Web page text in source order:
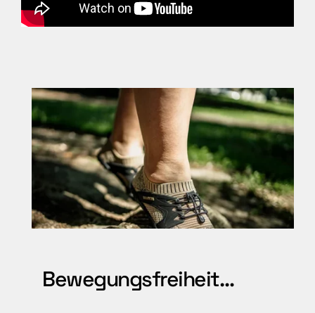
Bewegungsfreiheit…